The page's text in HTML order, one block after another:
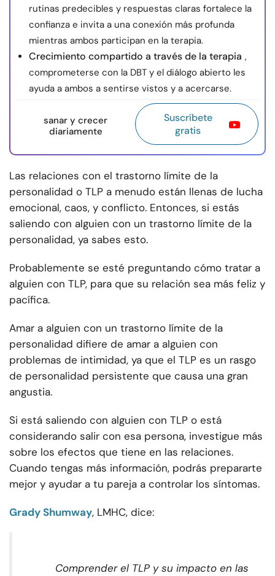
rutinas predecibles y respuestas claras fortalece la
confianza e invita a una conexión más profunda
mientras ambos participan en la terapia.
Crecimiento compartido a través de la terapia ,
comprometerse con la DBT y el diálogo abierto les
ayuda a ambos a sentirse vistos y a acercarse.
sanar y crecer
diariamente
Suscríbete
gratis
Las relaciones con el trastorno límite de la
personalidad o TLP a menudo están llenas de lucha
emocional, caos, y conflicto. Entonces, si estás
saliendo con alguien con un trastorno límite de la
personalidad, ya sabes esto.
Probablemente se esté preguntando cómo tratar a
alguien con TLP, para que su relación sea más feliz y
pacífica.
Amar a alguien con un trastorno límite de la
personalidad difiere de amar a alguien con
problemas de intimidad, ya que el TLP es un rasgo
de personalidad persistente que causa una gran
angustia.
Si está saliendo con alguien con TLP o está
considerando salir con esa persona, investigue más
sobre los efectos que tiene en las relaciones.
Cuando tengas más información, podrás prepararte
mejor y ayudar a tu pareja a controlar los síntomas.
Grady Shumway, LMHC, dice:
Comprender el TLP y su impacto en las